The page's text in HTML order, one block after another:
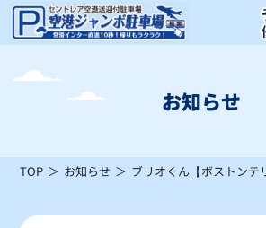
2026年 8月
日
2 3 4 5 6
お知らせ
TOP お知らせ ブリオくん【ボストンテ